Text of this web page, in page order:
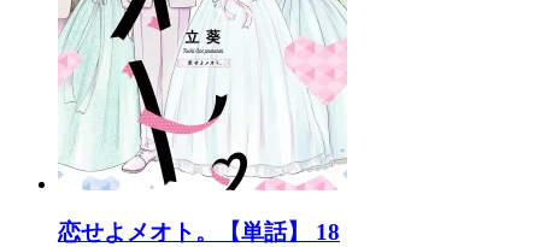
恋せよメオト。【単話】 18